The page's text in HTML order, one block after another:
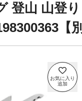
登山 山登
【